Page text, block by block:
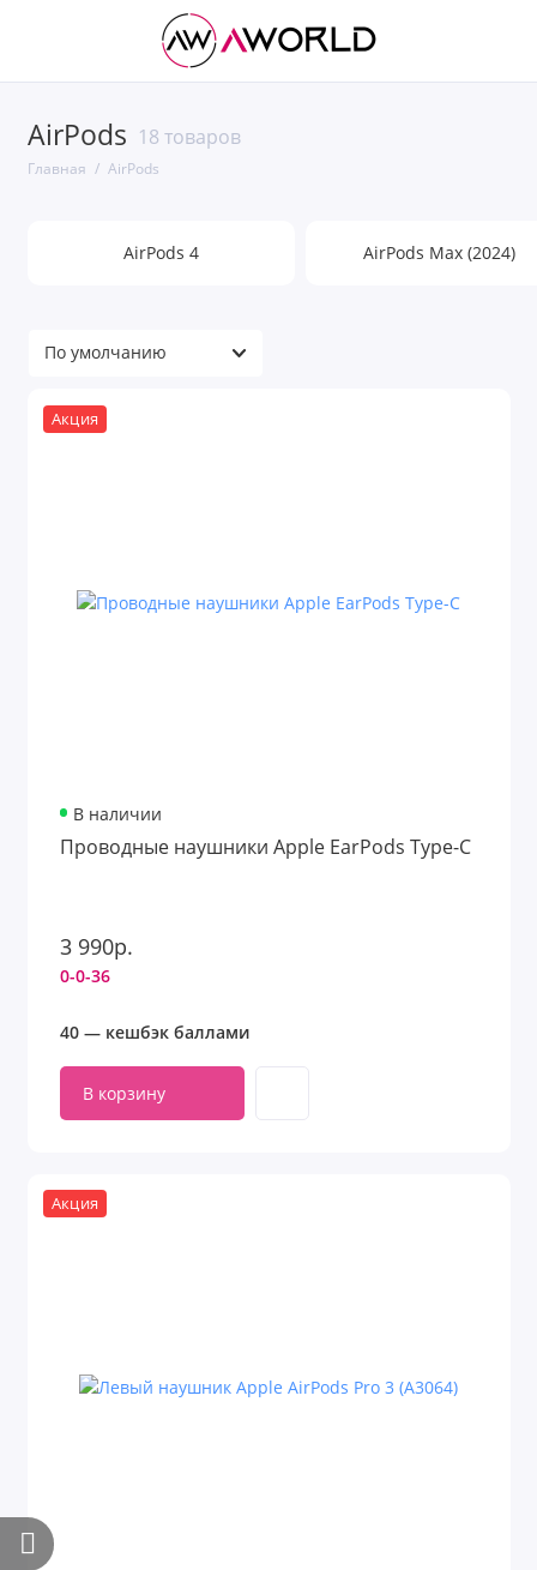
AirPods 18 товаров
Главная AirPods
AirPods 4 AirPods Max (2024)
Акция
В наличии
Проводные наушники Apple EarPods Type-C
3 990р.
0-0-36
40 — кешбэк баллами
В корзину
Акция